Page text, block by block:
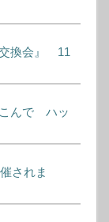
換会』 11
こんで ハッ
されま